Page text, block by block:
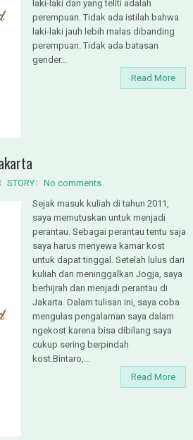
laki-laki dan yang teliti adalah
perempuan. Tidak ada istilah bahwa
laki-laki jauh lebih malas dibanding
perempuan. Tidak ada batasan
gender...
Read More
STORY
No comments
Sejak masuk kuliah di tahun 2011,
saya memutuskan untuk menjadi
perantau. Sebagai perantau tentu saja
saya harus menyewa kamar kost
untuk dapat tinggal. Setelah lulus dari
kuliah dan meninggalkan Jogja, saya
berhijrah dan menjadi perantau di
Jakarta. Dalam tulisan ini, saya coba
mengulas pengalaman saya dalam
ngekost karena bisa dibilang saya
cukup sering berpindah
kost.Bintaro,...
Read More